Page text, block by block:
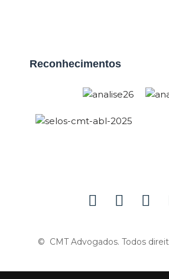
Reconhecimentos
© CMT Advogados. Todos